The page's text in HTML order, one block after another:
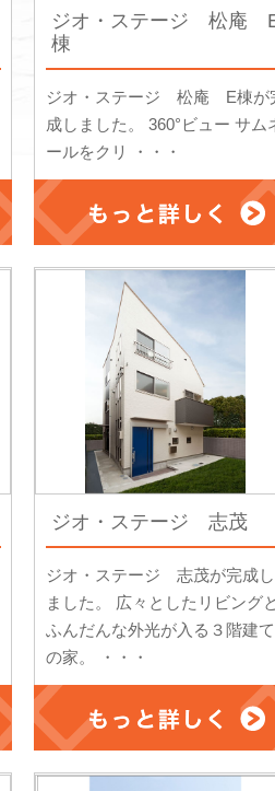
ジオ・ステージ 松庵
棟
ジオ・ステージ 松庵 E棟が
成しました。 360°ビュー サム
ールをクリ ・・・
ジオ・ステージ 志茂
ジオ・ステージ 志茂が完成し
ました。 広々としたリビングと
ふんだんな外光が入る３階建て
の家。 ・・・